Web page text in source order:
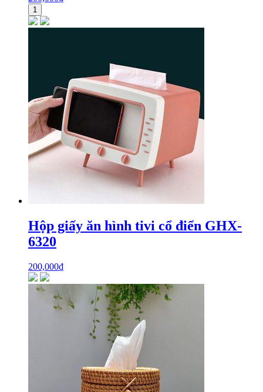
1
Hộp giấy ăn hình tivi cổ điển GHX-
6320
200,000₫